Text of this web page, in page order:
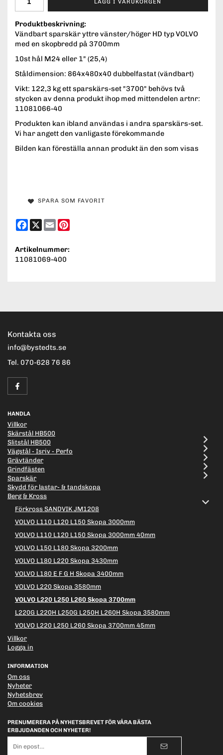
LÄGG I VARUKORGEN
Produktbeskrivning:
Vändbart sparskär yttre vänster/höger HD typ VOLVO
med en skopbredd på 3700mm
10st hål M24 eller 1" (25,4)
Ståldimension: 864x480x40 dubbelfastat (vändbart)
Vikt: 122,3 kg ett sparskärs-set "3700" behövs två
stycken av denna produkt ihop med mittendelen artnr:
11081066-40
Produkten kan ibland användas i andra sparskärs-set.
Vi har angett den vanligaste förekommande
Bilden kan föreställa annan produkt än den som visas
SPARA SOM FAVORIT
Facebook
X Email
Artikelnummer:
11081069-400
Kontakta oss
info@bystedts.se
Tel. 070-628 76 86
HANDLA
Villkor
Skärstål HB500
Slitstål HB500
Vägstål - Isriv - Perfo
Grävtänder
Grindfästen
Sparskär
Skydd för lastar- & tandskopa
Berg & Kross
Förkross SANDVIK JM1208
VOLVO L110 L120 L150 Skopa 3000mm
VOLVO L110 L120 L150 Skopa 3000mm 40mm
VOLVO L150 L180 Skopa 3200mm
VOLVO L180 L220 Skopa 3430mm
VOLVO L180 E F G H Skopa 3400mm
VOLVO L220 Skopa 3580mm
VOLVO L220 L250 L260 Skopa 3700mm
L220G L220H L250G L250H L260H Skopa 3580mm
VOLVO L220 L250 L260 Skopa 3700mm 45mm
Villkor
Logga in
INFORMATION
Om oss
Nyheter
Nyhetsbrev
Om cookies
PRENUMERERA PÅ NYHETSBREVET FÖR VÅRA BÄSTA
ERBJUDANDEN OCH NYHETER!
postadress